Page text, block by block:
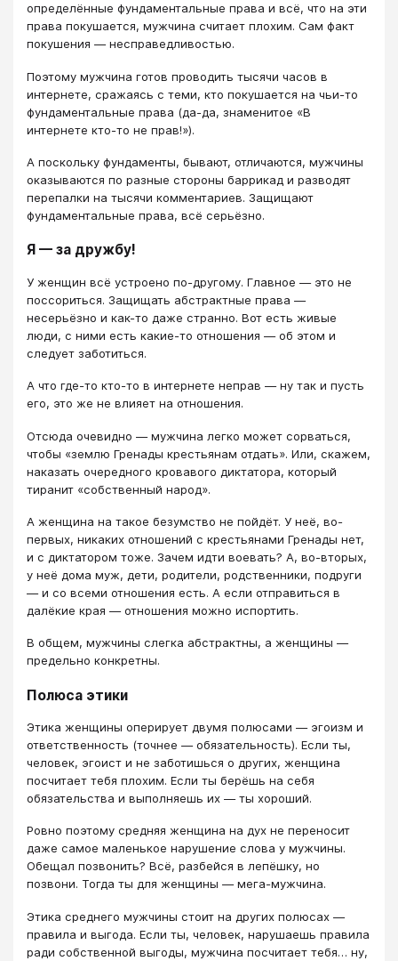
определённые фундаментальные права и всё, что на эти
права покушается, мужчина считает плохим. Сам факт
покушения — несправедливостью.
Поэтому мужчина готов проводить тысячи часов в
интернете, сражаясь с теми, кто покушается на чьи-то
фундаментальные права (да-да, знаменитое «В
интернете кто-то не прав!»).
А поскольку фундаменты, бывают, отличаются, мужчины
оказываются по разные стороны баррикад и разводят
перепалки на тысячи комментариев. Защищают
фундаментальные права, всё серьёзно.
Я — за дружбу!
У женщин всё устроено по-другому. Главное — это не
поссориться. Защищать абстрактные права —
несерьёзно и как-то даже странно. Вот есть живые
люди, с ними есть какие-то отношения — об этом и
следует заботиться.
А что где-то кто-то в интернете неправ — ну так и пусть
его, это же не влияет на отношения.
Отсюда очевидно — мужчина легко может сорваться,
чтобы «землю Гренады крестьянам отдать». Или, скажем,
наказать очередного кровавого диктатора, который
тиранит «собственный народ».
А женщина на такое безумство не пойдёт. У неё, во-
первых, никаких отношений с крестьянами Гренады нет,
и с диктатором тоже. Зачем идти воевать? А, во-вторых,
у неё дома муж, дети, родители, родственники, подруги
— и со всеми отношения есть. А если отправиться в
далёкие края — отношения можно испортить.
В общем, мужчины слегка абстрактны, а женщины —
предельно конкретны.
Полюса этики
Этика женщины оперирует двумя полюсами — эгоизм и
ответственность (точнее — обязательность). Если ты,
человек, эгоист и не заботишься о других, женщина
посчитает тебя плохим. Если ты берёшь на себя
обязательства и выполняешь их — ты хороший.
Ровно поэтому средняя женщина на дух не переносит
даже самое маленькое нарушение слова у мужчины.
Обещал позвонить? Всё, разбейся в лепёшку, но
позвони. Тогда ты для женщины — мега-мужчина.
Этика среднего мужчины стоит на других полюсах —
правила и выгода. Если ты, человек, нарушаешь правила
ради собственной выгоды, мужчина посчитает тебя… ну,